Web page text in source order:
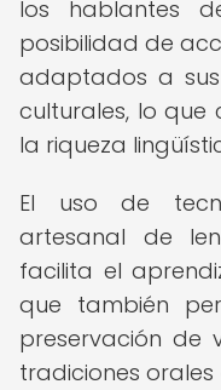
los hablantes
posibilidad de
adaptados a
culturales, lo que
la riqueza
El uso de
artesanal de
facilita el
que también
preservación de
tradiciones